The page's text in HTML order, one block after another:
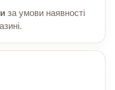
за умови наявності